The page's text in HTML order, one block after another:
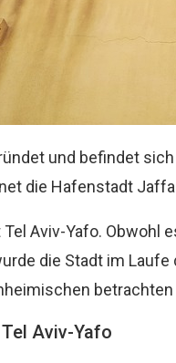
und befindet
die Hafenstadt Jaffa
Aviv-Yafo. Obwohl
die Stadt im Laufe
Aviv-Yafo